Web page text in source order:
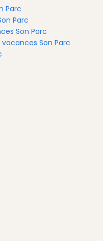
Parc
Parc
Son Parc
Son Parc